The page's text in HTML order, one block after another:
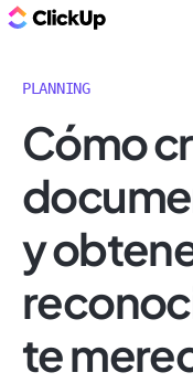
PLANNING
Cómo
y
te